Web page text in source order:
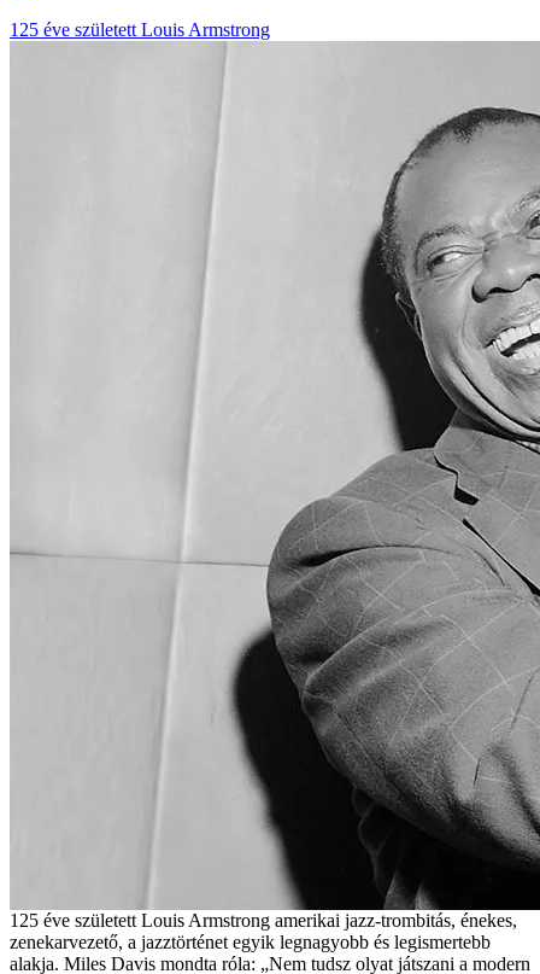
125 éve született Louis Armstrong
125 éve született Louis Armstrong amerikai jazz-trombitás, énekes,
zenekarvezető, a jazztörténet egyik legnagyobb és legismertebb
alakja. Miles Davis mondta róla: „Nem tudsz olyat játszani a modern